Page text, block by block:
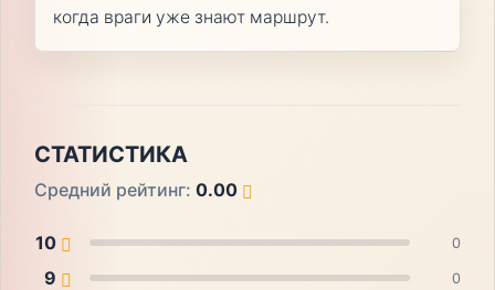
когда враги уже знают маршрут.
СТАТИСТИКА
Средний рейтинг: 0.00
10 0
9 0